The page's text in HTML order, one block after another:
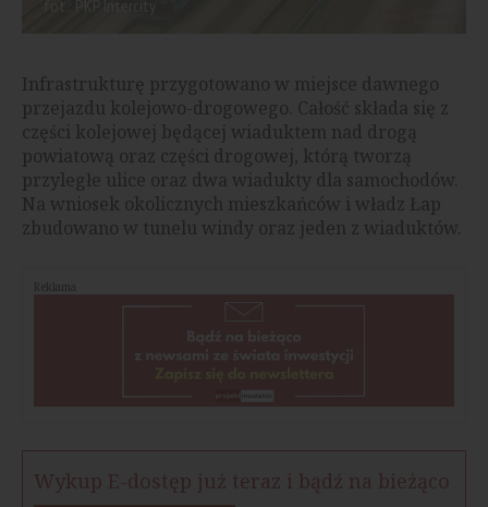
Infrastrukturę przygotowano w miejsce dawnego
przejazdu kolejowo-drogowego. Całość składa się z
części kolejowej będącej wiaduktem nad drogą
powiatową oraz części drogowej, którą tworzą
przyległe ulice oraz dwa wiadukty dla samochodów.
Na wniosek okolicznych mieszkańców i władz Łap
zbudowano w tunelu windy oraz jeden z wiaduktów.
Reklama
Wykup E-dostęp już teraz i bądź na bieżąco